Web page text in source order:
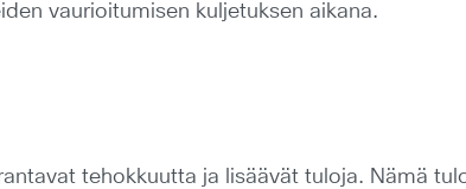
vaurioitumisen kuljetuksen aikana.
tehokkuutta ja lisäävät tuloja. Nämä